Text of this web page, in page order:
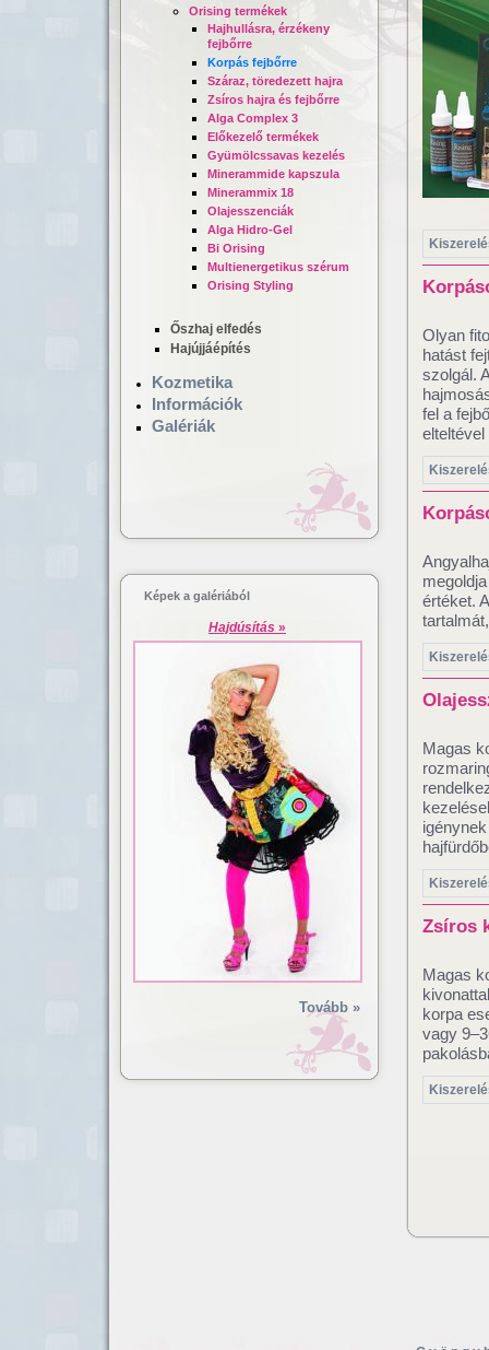
Hajgyógyászat,
mikrokamerás hajvizsgálat
Lézeres
dúsítás
Olyan
hatást
szolgál.
fel a
értéket.
Magas
Zsíros
Magas
korpa
vagy
Orising termékek
Hajhullásra, érzékeny
fejbőrre
Korpás fejbőrre
Száraz, töredezett hajra
Zsíros hajra és fejbőrre
Alga Complex 3
Előkezelő termékek
Gyümölcssavas kezelés
Minerammide kapszula
Minerammix 18
Olajesszenciák
Alga Hidro-Gel
Bi Orising
Multienergetikus szérum
Orising Styling
Őszhaj elfedés
Hajújjáépítés
Kozmetika
Információk
Galériák
Képek a galériából
Hajdúsítás »
Tovább »